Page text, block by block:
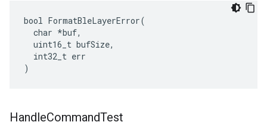
bool FormatBleLayerError(
  char *buf,
  uint16_t bufSize,
  int32_t err
)
HandleCommandTest